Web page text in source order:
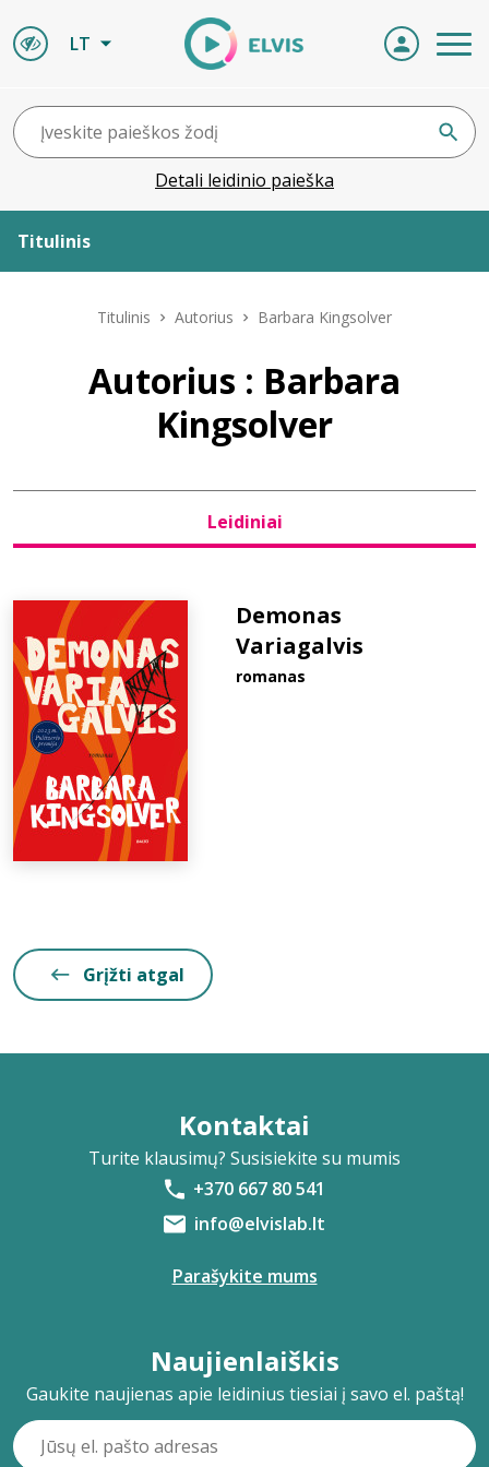
LT
Detali leidinio paieška
Titulinis
Naujienos
Bibliotekoms
D.U.K.
Titulinis Autorius Barbara Kingsolver
Autorius : Barbara
Kingsolver
Leidiniai
Demonas
Variagalvis
romanas
Grįžti atgal
Kontaktai
Turite klausimų? Susisiekite su mumis
+370 667 80 541
info@elvislab.lt
Parašykite mums
Naujienlaiškis
Gaukite naujienas apie leidinius tiesiai į savo el. paštą!